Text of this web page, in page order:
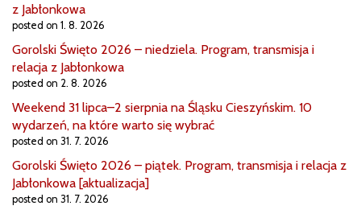
z Jabłonkowa
posted on 1. 8. 2026
Gorolski Święto 2026 – niedziela. Program, transmisja i
relacja z Jabłonkowa
posted on 2. 8. 2026
Weekend 31 lipca–2 sierpnia na Śląsku Cieszyńskim. 10
wydarzeń, na które warto się wybrać
posted on 31. 7. 2026
Gorolski Święto 2026 – piątek. Program, transmisja i relacja z
Jabłonkowa [aktualizacja]
posted on 31. 7. 2026